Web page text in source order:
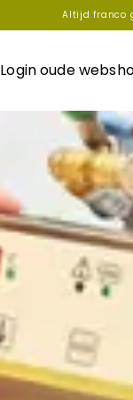
Altijd franco
Login oude